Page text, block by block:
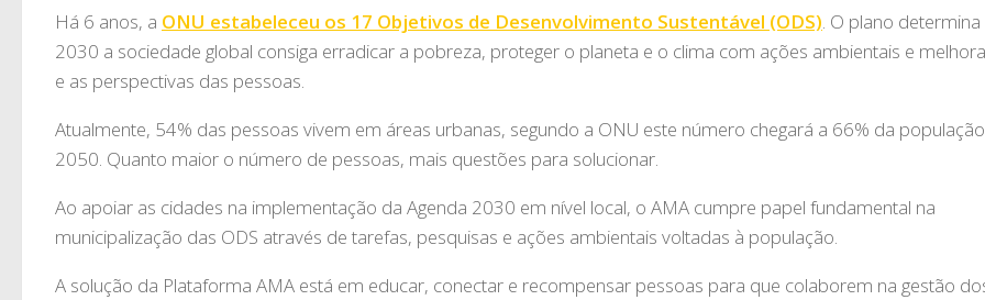
Há 6 anos, a ONU estabeleceu os 17 Objetivos de Desenvolvimento Sustentável (ODS). O plano
2030 a sociedade global consiga erradicar a pobreza, proteger o planeta e o clima com ações ambientais e
e as perspectivas das pessoas.
Atualmente, 54% das pessoas vivem em áreas urbanas, segundo a ONU este número chegará a 66% da
2050. Quanto maior o número de pessoas, mais questões para solucionar.
Ao apoiar as cidades na implementação da Agenda 2030 em nível local, o AMA cumpre papel fundamental na
municipalização das ODS através de tarefas, pesquisas e ações ambientais voltadas à população.
A solução da Plataforma AMA está em educar, conectar e recompensar pessoas para que colaborem na gestão